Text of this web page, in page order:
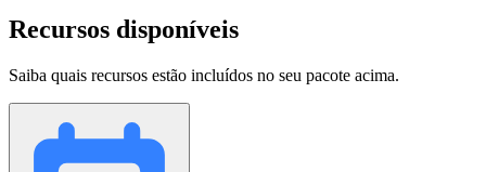
Recursos disponíveis
Saiba quais recursos estão incluídos no seu pacote acima.